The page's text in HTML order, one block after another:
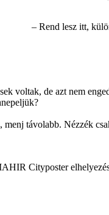
– Rend lesz itt,
voltak, de azt nem
távolabb. Nézzék
Cityposter